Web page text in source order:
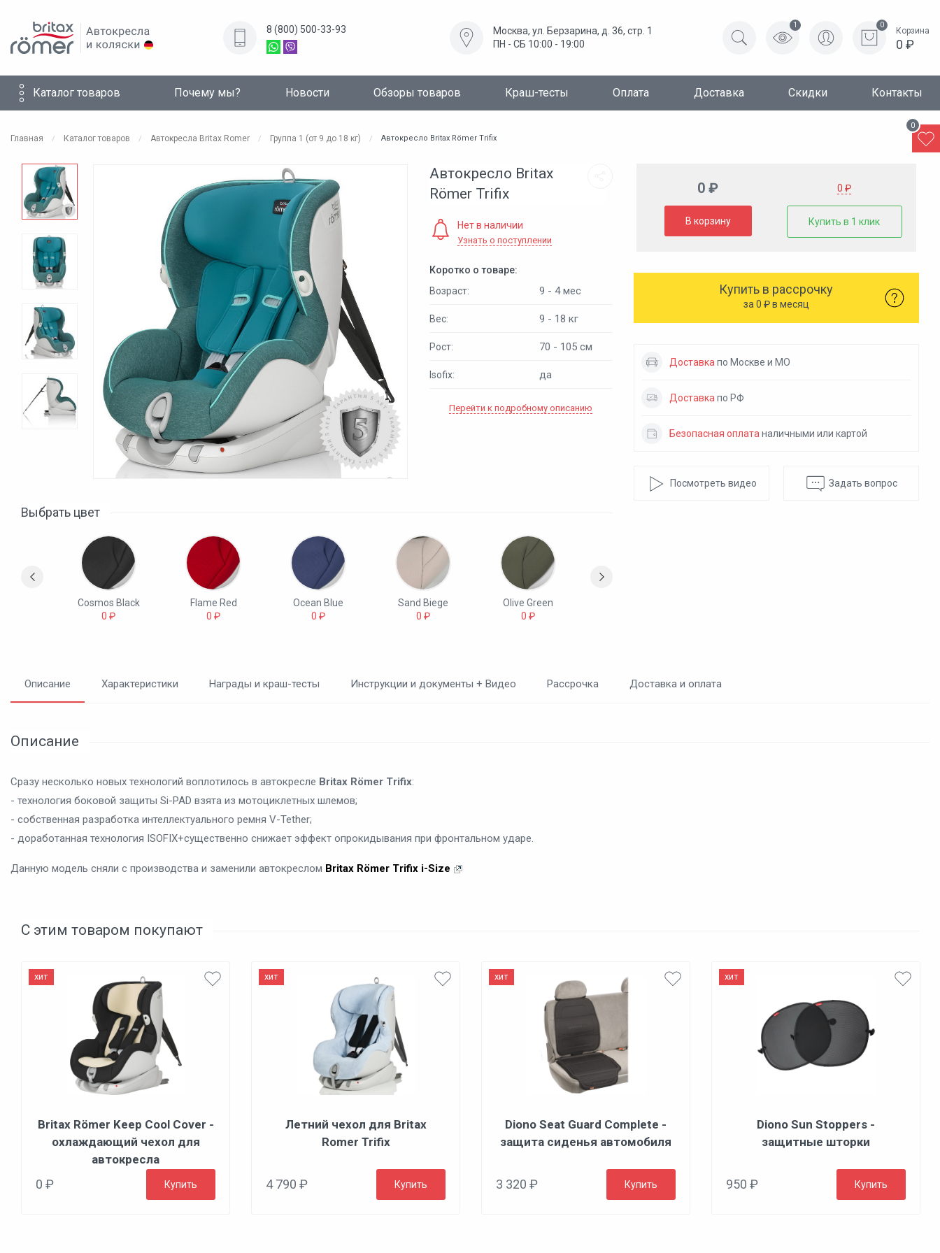
8 (800) 500-33-93
Москва, ул. Берзарина, д. 36, стр. 1
ПН - СБ 10:00 - 19:00
1 0
Корзина
0 ₽
Каталог товаров Почему мы? Новости Обзоры товаров Краш-тесты Оплата Доставка Скидки Контакты
0
Главная Каталог товаров Автокресла Britax Romer Группа 1 (от 9 до 18 кг) Автокресло Britax Römer Trifix
Автокресло Britax
Römer Trifix
Нет в наличии
Узнать о поступлении
Коротко о товаре:
Возраст:
9 - 4 мес
Вес: 9 - 18 кг
Рост: 70 - 105 см
Isofix: да
Перейти к подробному описанию
Выбрать цвет
Cosmos Black
0 ₽
Flame Red
0 ₽
Ocean Blue
0 ₽
Sand Biege
0 ₽
Olive Green
0 ₽
0 ₽
В корзину
0 ₽
Купить в 1 клик
Купить в рассрочку
за 0 ₽ в месяц
Доставка по Москве и МО
Доставка по РФ
Безопасная оплата наличными или картой
Посмотреть видео Задать вопрос
Описание Характеристики Награды и краш-тесты Инструкции и документы + Видео Рассрочка Доставка и оплата
Описание
Сразу несколько новых технологий воплотилось в автокресле Britax Römer Trifix:
- технология боковой защиты Si-PAD взята из мотоциклетных шлемов;
- собственная разработка интеллектуального ремня V-Tether;
- доработанная технология ISOFIX+существенно снижает эффект опрокидывания при фронтальном ударе.
Данную модель сняли с производства и заменили автокреслом Britax Römer Trifix i-Size
С этим товаром покупают
хит
Britax Römer Keep Cool Cover -
охлаждающий чехол для
автокресла
0 ₽ Купить
хит
Летний чехол для Britax
Romer Trifix
4 790 ₽ Купить
хит
Diono Seat Guard Complete -
защита сиденья автомобиля
3 320 ₽ Купить
хит
Diono Sun Stoppers -
защитные шторки
950 ₽ Купить